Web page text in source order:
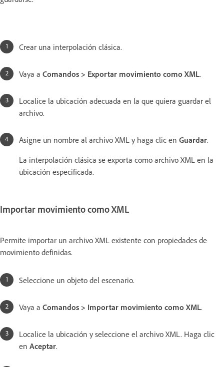
Crear una interpolación clásica.
Vaya a Comandos > Exportar movimiento como XML.
Localice la ubicación adecuada en la que quiera guardar el
archivo.
Asigne un nombre al archivo XML y haga clic en Guardar.
La interpolación clásica se exporta como archivo XML en la
ubicación especificada.
Importar movimiento como XML
Permite importar un archivo XML existente con propiedades de
movimiento definidas.
Seleccione un objeto del escenario.
Vaya a Comandos > Importar movimiento como XML.
Localice la ubicación y seleccione el archivo XML. Haga clic
en Aceptar.